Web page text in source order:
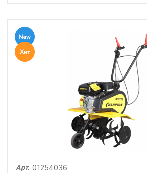
Арт. 01254036